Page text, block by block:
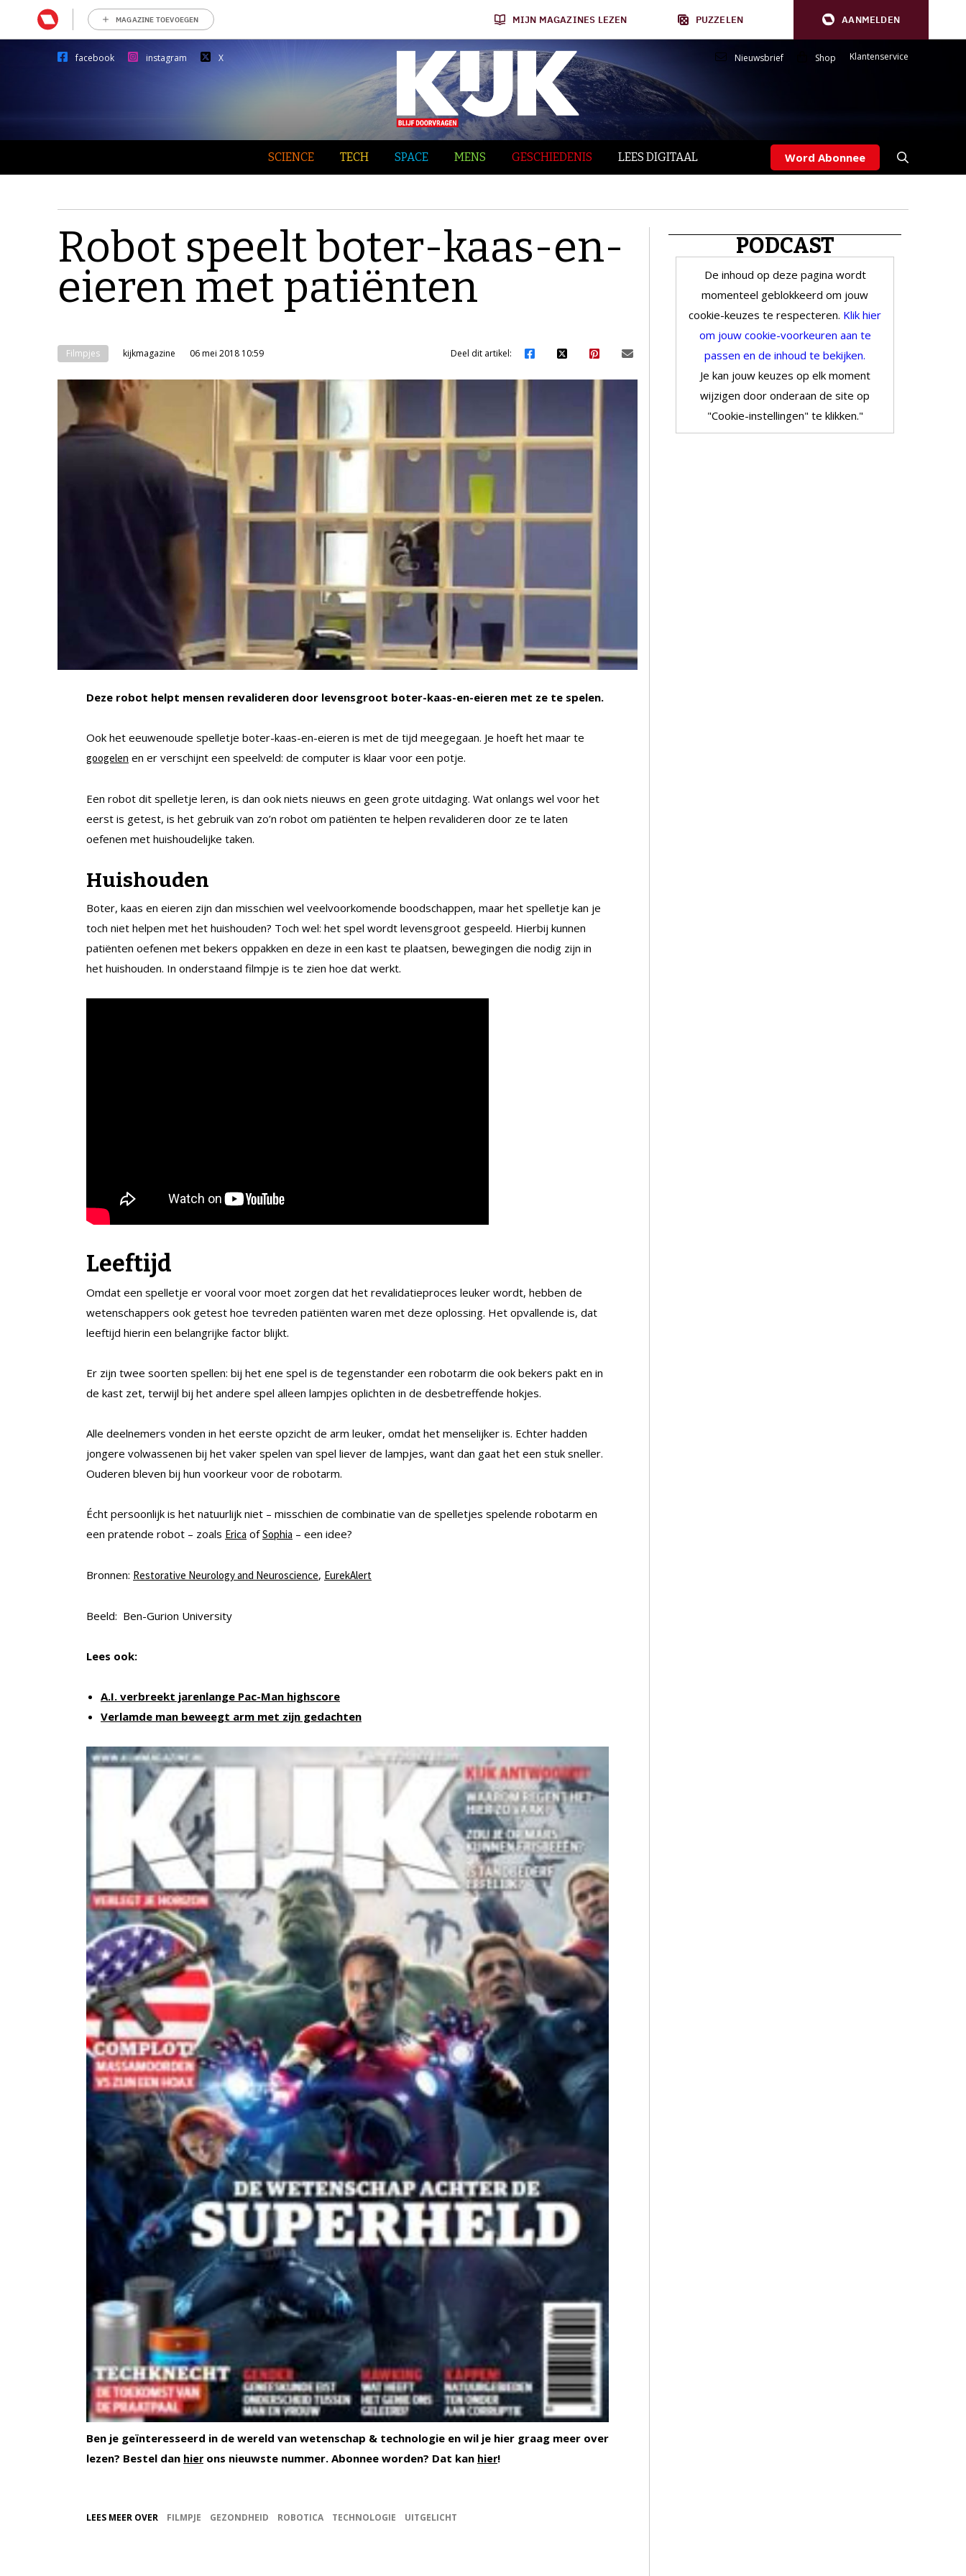
MAGAZINE TOEVOEGEN MIJN MAGAZINES LEZEN PUZZELEN AANMELDEN
facebook instagram X Nieuwsbrief Shop Klantenservice
SCIENCE TECH SPACE MENS GESCHIEDENIS LEES DIGITAAL Word Abonnee
Robot speelt boter-kaas-en-
eieren met patiënten
Filmpjes kijkmagazine 06 mei 2018 10:59 Deel dit artikel:
Deze robot helpt mensen revalideren door levensgroot boter-kaas-en-eieren met ze te spelen.
Ook het eeuwenoude spelletje boter-kaas-en-eieren is met de tijd meegegaan. Je hoeft het maar te
googelen en er verschijnt een speelveld: de computer is klaar voor een potje.
Een robot dit spelletje leren, is dan ook niets nieuws en geen grote uitdaging. Wat onlangs wel voor het
eerst is getest, is het gebruik van zo’n robot om patiënten te helpen revalideren door ze te laten
oefenen met huishoudelijke taken.
Huishouden
Boter, kaas en eieren zijn dan misschien wel veelvoorkomende boodschappen, maar het spelletje kan je
toch niet helpen met het huishouden? Toch wel: het spel wordt levensgroot gespeeld. Hierbij kunnen
patiënten oefenen met bekers oppakken en deze in een kast te plaatsen, bewegingen die nodig zijn in
het huishouden. In onderstaand filmpje is te zien hoe dat werkt.
Leeftijd
Omdat een spelletje er vooral voor moet zorgen dat het revalidatieproces leuker wordt, hebben de
wetenschappers ook getest hoe tevreden patiënten waren met deze oplossing. Het opvallende is, dat
leeftijd hierin een belangrijke factor blijkt.
Er zijn twee soorten spellen: bij het ene spel is de tegenstander een robotarm die ook bekers pakt en in
de kast zet, terwijl bij het andere spel alleen lampjes oplichten in de desbetreffende hokjes.
Alle deelnemers vonden in het eerste opzicht de arm leuker, omdat het menselijker is. Echter hadden
jongere volwassenen bij het vaker spelen van spel liever de lampjes, want dan gaat het een stuk sneller.
Ouderen bleven bij hun voorkeur voor de robotarm.
Écht persoonlijk is het natuurlijk niet – misschien de combinatie van de spelletjes spelende robotarm en
een pratende robot – zoals Erica ofSophia – een idee?
Bronnen: Restorative Neurology and Neuroscience, EurekAlert
Beeld: Ben-Gurion University
Lees ook:
A.I. verbreekt jarenlange Pac-Man highscore
Verlamde man beweegt arm met zijn gedachten
Ben je geïnteresseerd in de wereld van wetenschap & technologie en wil je hier graag meer over
lezen? Bestel dan hier ons nieuwste nummer. Abonnee worden? Dat kan hier!
LEES MEER OVER FILMPJE GEZONDHEID ROBOTICA TECHNOLOGIE UITGELICHT
PODCAST
De inhoud op deze pagina wordt
momenteel geblokkeerd om jouw
cookie-keuzes te respecteren. Klik hier
om jouw cookie-voorkeuren aan te
passen en de inhoud te bekijken.
Je kan jouw keuzes op elk moment
wijzigen door onderaan de site op
"Cookie-instellingen" te klikken."